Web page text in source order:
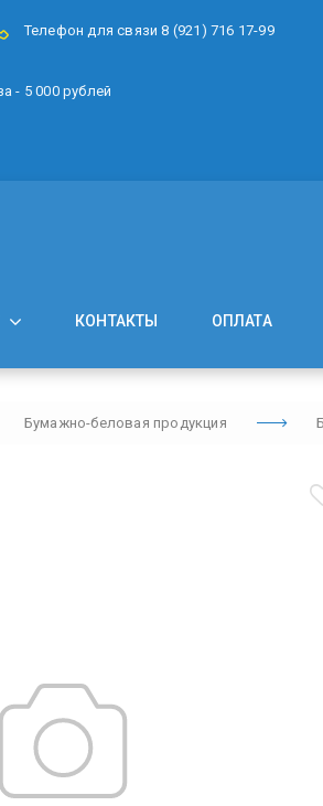
Телефон для связи 8 (921) 716 17-99
- 5 000 рублей
КОНТАКТЫ ОПЛАТА
Бумажно-беловая продукция